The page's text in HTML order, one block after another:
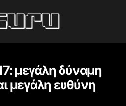
μεγάλη δύναμη
μεγάλη ευθύνη